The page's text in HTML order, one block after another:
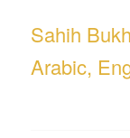
Sahih
Arabic,